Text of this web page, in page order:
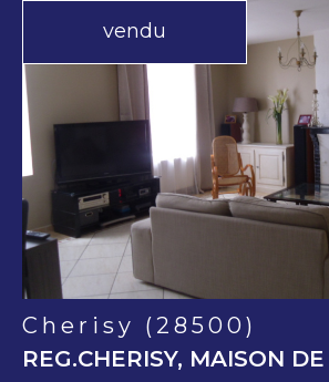
vendu
voir le
bien
Cherisy (28500)
REG.CHERISY, MAISON